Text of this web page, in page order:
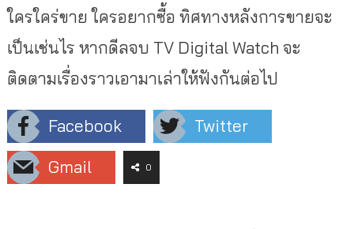
ใครใคร่ขาย ใครอยากซื้อ ทิศทางหลังการขายจะ
เป็นเช่นไร หากดีลจบ TV Digital Watch จะ
ติดตามเรื่องราวเอามาเล่าให้ฟังกันต่อไป
Facebook
Twitter
Gmail
0